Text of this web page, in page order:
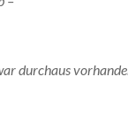
durchaus